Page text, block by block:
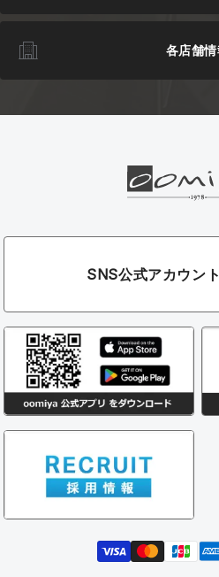
各店舗情
SNS公式アカウン